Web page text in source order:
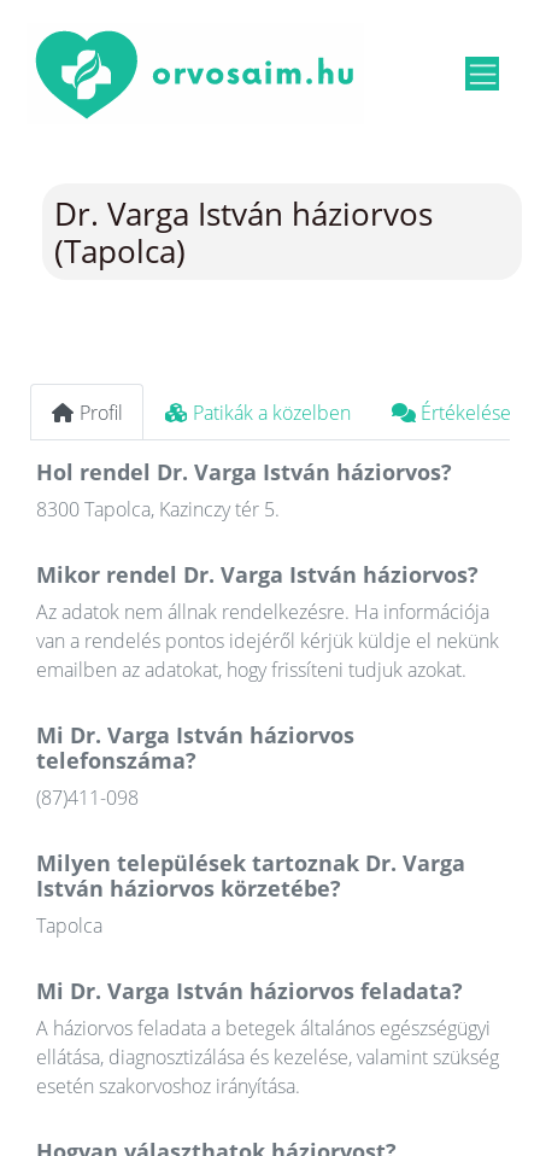
Dr. Varga István háziorvos
(Tapolca)
Profil Patikák a közelben Értékelések
Hol rendel Dr. Varga István háziorvos?
8300 Tapolca, Kazinczy tér 5.
Mikor rendel Dr. Varga István háziorvos?
Az adatok nem állnak rendelkezésre. Ha információja
van a rendelés pontos idejéről kérjük küldje el nekünk
emailben az adatokat, hogy frissíteni tudjuk azokat.
Mi Dr. Varga István háziorvos
telefonszáma?
(87)411-098
Milyen települések tartoznak Dr. Varga
István háziorvos körzetébe?
Tapolca
Mi Dr. Varga István háziorvos feladata?
A háziorvos feladata a betegek általános egészségügyi
ellátása, diagnosztizálása és kezelése, valamint szükség
esetén szakorvoshoz irányítása.